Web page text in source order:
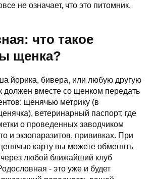
не означает, что это питомник.
что такое
щенка?
йорика, бивера, или любую другую
должен вместе со щенком передать
щенячью метрику (в
ветеринарный паспорт, где
о проведенных заводчиком
и экзопаразитов, прививках. При
карту вы можете обменять
любой ближайший клуб
- это уже и будет